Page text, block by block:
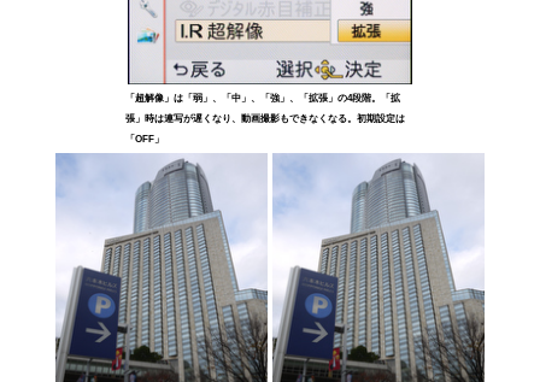
「超解像」は「弱」、「中」、「強」、「拡張」の4段階。「拡
張」時は連写が遅くなり、動画撮影もできなくなる。初期設定は
「OFF」